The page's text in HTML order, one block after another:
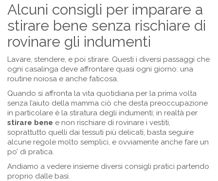
Alcuni consigli per imparare a
stirare bene senza rischiare di
rovinare gli indumenti
Lavare, stendere, e poi stirare. Questi i diversi passaggi che
ogni casalinga deve affrontare quasi ogni giorno: una
routine noiosa e anche faticosa.
Quando si affronta la vita quotidiana per la prima volta
senza l’aiuto della mamma ciò che desta preoccupazione
in particolare è la stiratura degli indumenti; in realtà per
stirare bene e non rischiare di rovinare i vestiti,
soprattutto quelli dai tessuti più delicati, basta seguire
alcune regole molto semplici, e ovviamente anche fare un
po’ di pratica.
Andiamo a vedere insieme diversi consigli pratici partendo
proprio dalle basi.